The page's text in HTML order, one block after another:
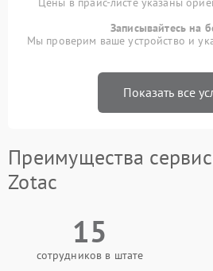
Записывайтесь на
Мы проверим ваше устройство и
Показать все
Преимущества
Zotac
15
сотрудников в штате